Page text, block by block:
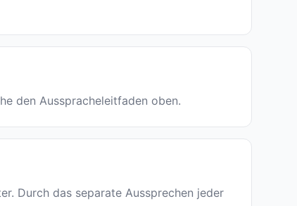
den Ausspracheleitfaden oben.
Durch das separate Aussprechen jeder